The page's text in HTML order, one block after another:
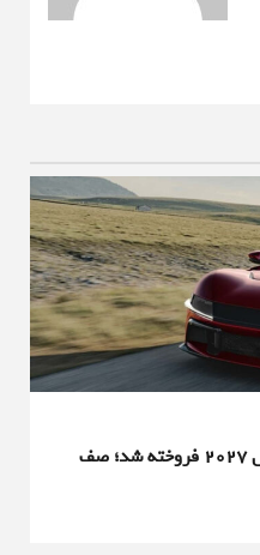
تمامی محصولات فراری تا پایان سال ۲۰۲۷ فروخته شد؛ صف